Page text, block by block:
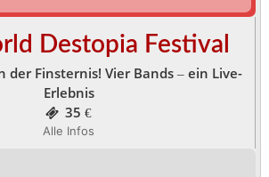
Destopia Festival
der Finsternis! Vier Bands – ein Live-
Erlebnis
35 €
Alle Infos